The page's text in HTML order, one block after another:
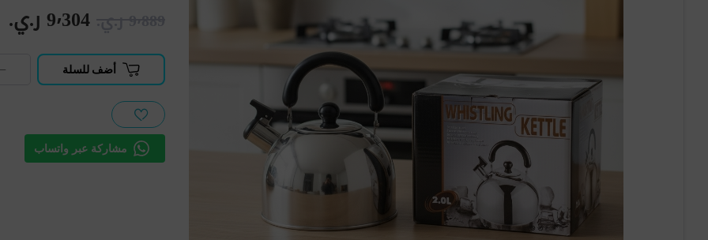
9٬304 ر.ي.‏
أضف للسلة
مشاركة عبر واتساب